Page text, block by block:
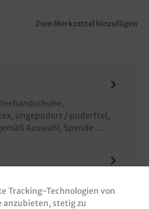
Zum Merkzettel hinzufügen
ungepudert / puderfrei,
Auswahl, Spende…
Tracking-Technologien von
stetig zu